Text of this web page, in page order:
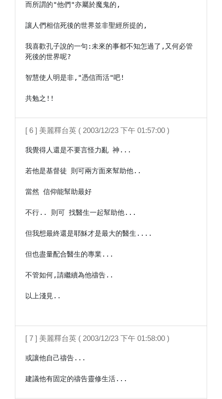
而所謂的"他們"亦屬於魔鬼的,
讓人們相信死後的世界並非聖經所提的,
我喜歡孔子說的一句:未來的事都不知怎過了,又何必管
死後的世界呢?
智慧使人明是非,"憑信而活"吧!
共勉之!!
[ 6 ] 美麗釋台英 ( 2003/12/23 下午 01:57:00 )
我覺得人還是不要言怪力亂 神...
若他是基督徒 則可兩方面來幫助他..
當然 信仰能幫助最好
不行.. 則可 找醫生一起幫助他...
但我想最終還是耶穌才是最大的醫生....
但也盡量配合醫生的專業...
不管如何,請繼續為他禱告..
以上淺見..
[ 7 ] 美麗釋台英 ( 2003/12/23 下午 01:58:00 )
或讓他自己禱告...
建議他有固定的禱告靈修生活...